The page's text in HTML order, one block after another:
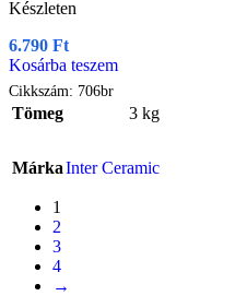
Készleten
6.790 Ft
Kosárba teszem
Cikkszám: 706br
Tömeg 3 kg
MárkaInter Ceramic
1
2
3
4
→